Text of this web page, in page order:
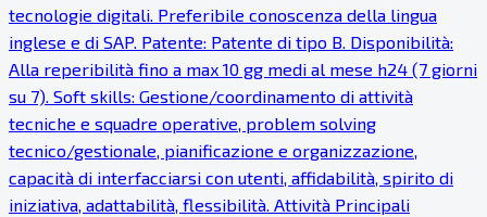
tecnologie digitali. Preferibile conoscenza della lingua
inglese e di SAP. Patente: Patente di tipo B. Disponibilità:
Alla reperibilità fino a max 10 gg medi al mese h24 (7 giorni
su 7). Soft skills: Gestione/coordinamento di attività
tecniche e squadre operative, problem solving
tecnico/gestionale, pianificazione e organizzazione,
capacità di interfacciarsi con utenti, affidabilità, spirito di
iniziativa, adattabilità, flessibilità. Attività Principali